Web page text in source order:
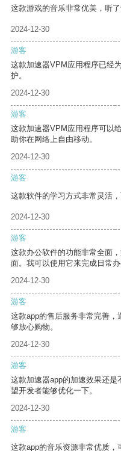
这款游戏的音乐非常优美，听了
2024-12-30
游客
这款加速器VPM应用程序已经
护。
2024-12-30
游客
这款加速器VPM应用程序可以
助你在网络上自由移动。
2024-12-30
游客
这款软件的学习方式非常灵活
2024-12-30
游客
这款办公软件的功能非常全面
面。我可以使用它来完成日常
2024-12-30
游客
这款app的售后服务非常完善
够放心购物。
2024-12-30
游客
这款加速器app的加速效果还
望开发者能够优化一下。
2024-12-30
游客
这款app的音乐资源非常优质，